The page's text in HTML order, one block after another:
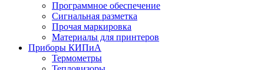
Программное обеспечение
Сигнальная разметка
Прочая маркировка
Материалы для принтеров
Приборы КИПиА
Термометры